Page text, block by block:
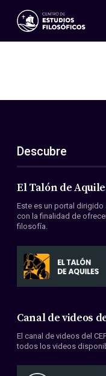
Eventos
ES
EN
Acerca de nosotros
Miembros
Convenios
Descubre
El Talón de
Este es un portal
con la finalidad de
filosofía.
Canal de videos
El canal de videos del
todos los videos